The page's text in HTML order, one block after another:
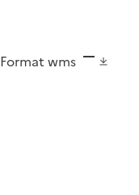
Format wms